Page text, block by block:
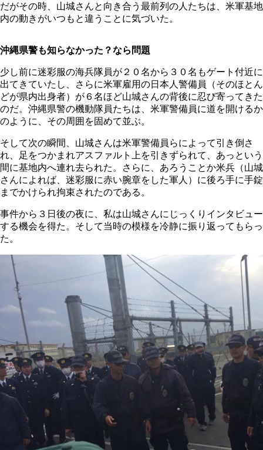
だがその時、山城さんと向き合う最前列の人たちは、米軍基地
内の動きがいつもと違うことに気づいた。
沖縄県警も知らなかった？なら問題
少し前に迷彩服の海兵隊員が２０名から３０名もゲート付近に
出てきていたし、さらに米軍雇用の日本人警備員（そのほとん
どが県内出身者）が６名ほど山城さんの背後に忍び寄ってきた
のだ。沖縄県警の機動隊員たちは、米軍警備員に道を開けるか
のように、その周囲を固めて並ぶ。
そして次の瞬間、山城さんは米軍警備員らによって引き倒さ
れ、足をつかまれアスファルト上を引きずられて、あっという
間に基地内へ連れ去られた。さらに、あろうことか米兵（山城
さんによれば、迷彩服に赤い腕章をした軍人）に後ろ手に手錠
までかけられ拘束されたのである。
事件から３日後の夜に、私は山城さんにじっくりインタビュー
する機会を得た。そして当時の模様を冷静に振り返ってもらっ
た。